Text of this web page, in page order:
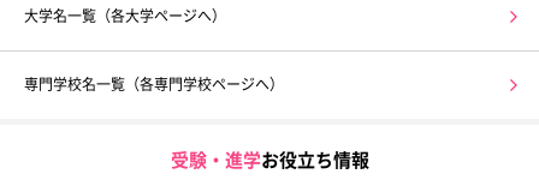
大学名一覧（各大学ページへ）
専門学校名一覧（各専門学校ページへ）
受験・進学お役立ち情報